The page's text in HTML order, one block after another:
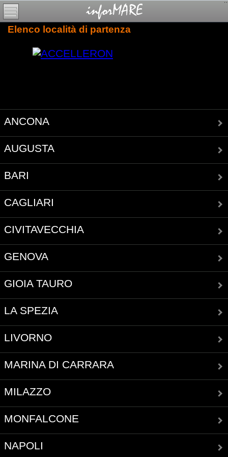
Elenco località di partenza
ANCONA
AUGUSTA
BARI
CAGLIARI
CIVITAVECCHIA
GENOVA
GIOIA TAURO
LA SPEZIA
LIVORNO
MARINA DI CARRARA
MILAZZO
MONFALCONE
NAPOLI